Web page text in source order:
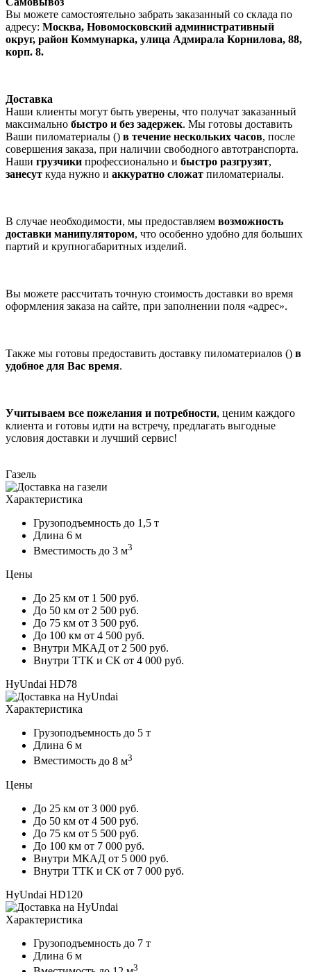
Вы можете самостоятельно забрать заказанный со склада по
адресу: Москва, Новомосковский административный
округ, район Коммунарка, улица Адмирала Корнилова, 88,
корп. 8.
Доставка
Наши клиенты могут быть уверены, что получат заказанный
максимально быстро и без задержек. Мы готовы доставить
Ваши пиломатериалы () в течение нескольких часов, после
совершения заказа, при наличии свободного автотранспорта.
Наши грузчики профессионально и быстро разгрузят,
занесут куда нужно и аккуратно сложат пиломатериалы.
В случае необходимости, мы предоставляем возможность
доставки манипулятором, что особенно удобно для больших
партий и крупногабаритных изделий.
Вы можете рассчитать точную стоимость доставки во время
оформления заказа на сайте, при заполнении поля «адрес».
Также мы готовы предоставить доставку пиломатериалов () в
удобное для Вас время.
Учитываем все пожелания и потребности, ценим каждого
клиента и готовы идти на встречу, предлагать выгодные
условия доставки и лучший сервис!
Газель
Характеристика
Грузоподъемность до 1,5 т
Длина 6 м
Вместимость до 3 м3
Цены
До 25 км от 1 500 руб.
До 50 км от 2 500 руб.
До 75 км от 3 500 руб.
До 100 км от 4 500 руб.
Внутри МКАД от 2 500 руб.
Внутри ТТК и СК от 4 000 руб.
HyUndai HD78
Характеристика
Грузоподъемность до 5 т
Длина 6 м
Вместимость до 8 м3
Цены
До 25 км от 3 000 руб.
До 50 км от 4 500 руб.
До 75 км от 5 500 руб.
До 100 км от 7 000 руб.
Внутри МКАД от 5 000 руб.
Внутри ТТК и СК от 7 000 руб.
HyUndai HD120
Характеристика
Грузоподъемность до 7 т
Длина 6 м
3